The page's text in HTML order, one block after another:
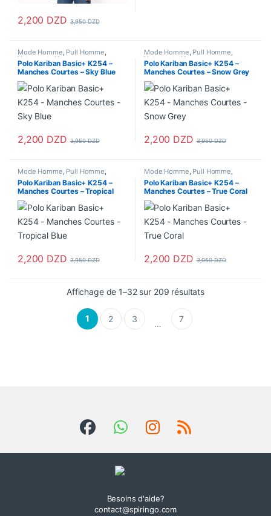
2,200 DZD 3,950DZD
Ce produit a plusieurs variations. Les options peuvent être
Mode Homme, Pull Homme,
Vetements Homme
Polo Kariban Basic+ K254 –
Manches Courtes – Sky Blue
2,200 DZD 3,950DZD
Ce produit a plusieurs variations. Les options peuvent être
Mode Homme, Pull Homme,
Vetements Homme
Polo Kariban Basic+ K254 –
Manches Courtes – Snow Grey
2,200 DZD 3,950DZD
Ce produit a plusieurs
Mode Homme, Pull Homme,
Vetements Homme
Polo Kariban Basic+ K254 –
Manches Courtes – Tropical
Blue
2,200 DZD 3,950DZD
Ce produit a plusieurs variations. Les options peuvent être
Mode Homme, Pull Homme,
Vetements Homme
Polo Kariban Basic+ K254 –
Manches Courtes – True Coral
2,200 DZD 3,950DZD
Ce produit a plusieurs
Affichage de 1–32 sur 209 résultats
1 2 3 … 7
Besoins d'aide?
contact@spiringo.com